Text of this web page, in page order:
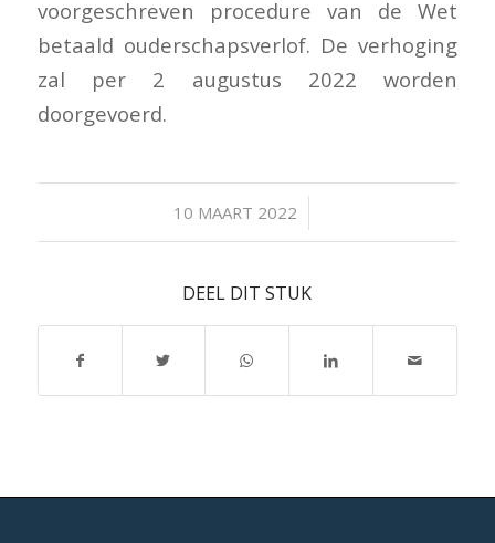
voorgeschreven procedure van de Wet
betaald ouderschapsverlof. De verhoging
zal per 2 augustus 2022 worden
doorgevoerd.
10 MAART 2022
/
DEEL DIT STUK